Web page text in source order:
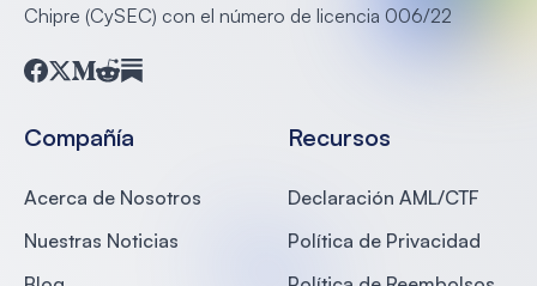
Chipre (CySEC) con el número de licencia 006/22
Compañía
Acerca de Nosotros
Nuestras Noticias
Recursos
Declaración AML/CTF
Política de Privacidad